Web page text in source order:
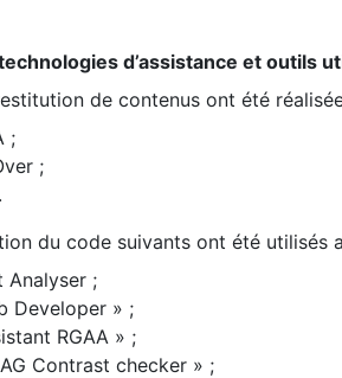
d’assistance et outils
de contenus ont été
;
;
du code suivants ont été utilisés
Analyser ;
Developer » ;
RGAA » ;
Contrast checker » ;